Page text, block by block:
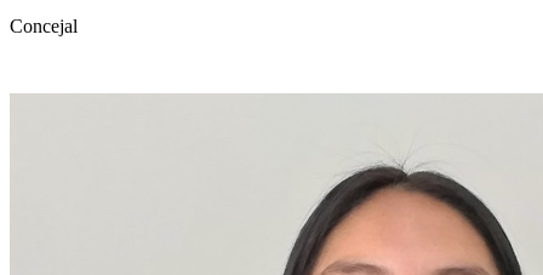
Concejal